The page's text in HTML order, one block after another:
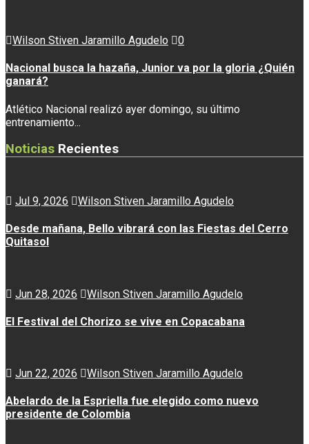
Wilson Stiven Jaramillo Agudelo 0
Nacional busca la hazaña, Junior va por la gloria ¿Quién
ganará?
Atlético Nacional realizó ayer domingo, su último
entrenamiento...
Noticias Recientes
Jul 9, 2026 Wilson Stiven Jaramillo Agudelo
Desde mañana, Bello vibrará con las Fiestas del Cerro
Quitasol
Jun 28, 2026 Wilson Stiven Jaramillo Agudelo
El Festival del Chorizo se vive en Copacabana
Jun 22, 2026 Wilson Stiven Jaramillo Agudelo
Abelardo de la Espriella fue elegido como nuevo
presidente de Colombia